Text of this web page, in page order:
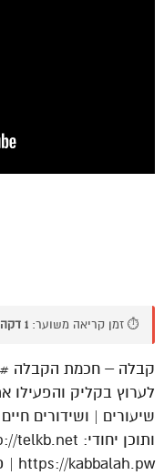
⏱️ זמן קריאה משוער: 1 דקה
קבלה – חכמת הקבלה
לערוץ בקליק והפעילו
שיעורים | ושידורים
https://kabbalah.pw | פייסבוק: https://bit.ly/3JVlHvk